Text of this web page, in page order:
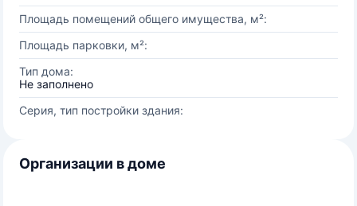
Площадь помещений общего имущества, м²:
Площадь парковки, м²:
Тип дома:
Не заполнено
Серия, тип постройки здания:
Организации в доме